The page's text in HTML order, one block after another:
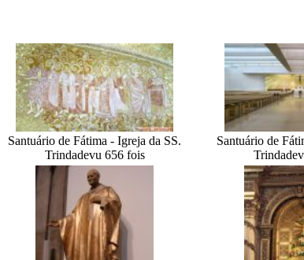
Santuário de Fátima - Igreja da SS.
Trindadevu 656 fois
Santuário de
Trindade